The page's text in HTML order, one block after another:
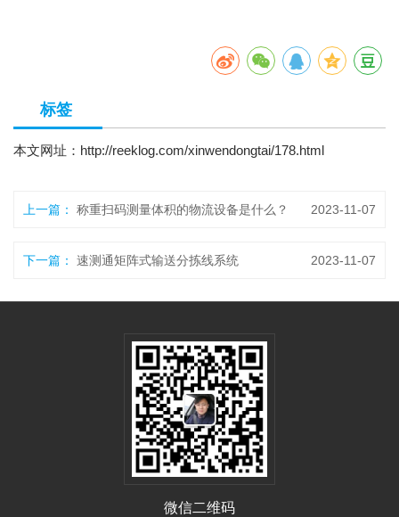
标签
本文网址： http://reeklog.com/xinwendongtai/178.html
上一篇： 称重扫码测量体积的物流设备是什么？ 2023-11-07
下一篇： 速测通矩阵式输送分拣线系统 2023-11-07
微信二维码